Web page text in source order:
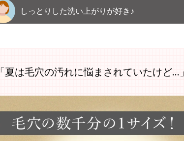
しっとりした洗い上がりが好き♪
「夏は毛穴の汚れに悩まされていたけど…」